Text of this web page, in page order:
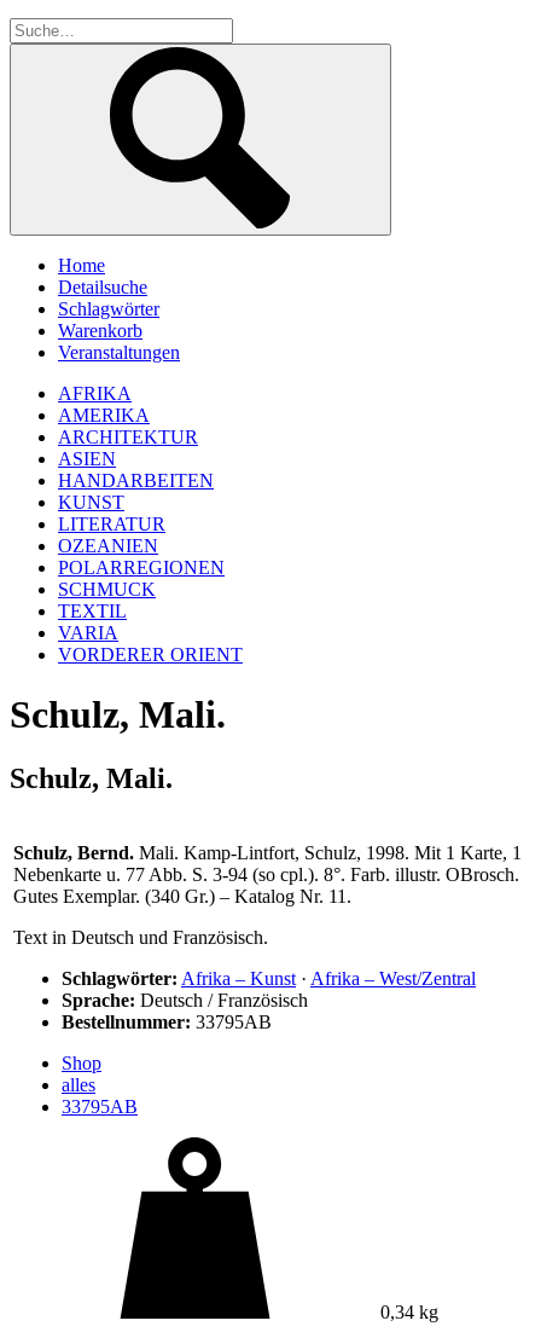
Home
Detailsuche
Schlagwörter
Warenkorb
Veranstaltungen
AFRIKA
AMERIKA
ARCHITEKTUR
ASIEN
HANDARBEITEN
KUNST
LITERATUR
OZEANIEN
POLARREGIONEN
SCHMUCK
TEXTIL
VARIA
VORDERER ORIENT
Schulz, Mali.
Schulz, Mali.
Schulz, Bernd. Mali. Kamp-Lintfort, Schulz, 1998. Mit 1 Karte, 1
Nebenkarte u. 77 Abb. S. 3-94 (so cpl.). 8°. Farb. illustr. OBrosch.
Gutes Exemplar. (340 Gr.) – Katalog Nr. 11.
Text in Deutsch und Französisch.
Schlagwörter: Afrika – Kunst · Afrika – West/Zentral
Sprache: Deutsch / Französisch
Bestellnummer: 33795AB
Shop
alles
33795AB
0,34 kg